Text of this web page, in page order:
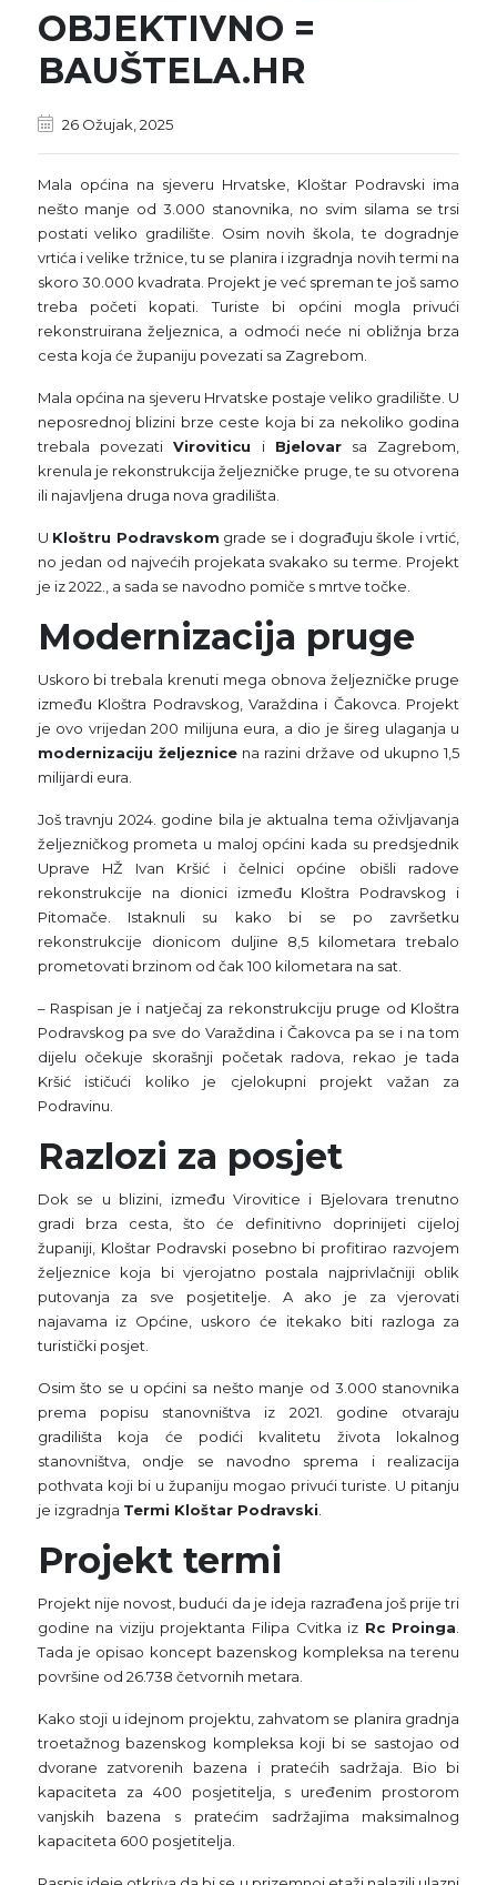
OBJEKTIVNO =
BAUŠTELA.HR
26 Ožujak, 2025
Mala općina na sjeveru Hrvatske, Kloštar Podravski ima
nešto manje od 3.000 stanovnika, no svim silama se trsi
postati veliko gradilište. Osim novih škola, te dogradnje
vrtića i velike tržnice, tu se planira i izgradnja novih termi na
skoro 30.000 kvadrata. Projekt je već spreman te još samo
treba početi kopati. Turiste bi općini mogla privući
rekonstruirana željeznica, a odmoći neće ni obližnja brza
cesta koja će županiju povezati sa Zagrebom.
Mala općina na sjeveru Hrvatske postaje veliko gradilište. U
neposrednoj blizini brze ceste koja bi za nekoliko godina
trebala povezatiViroviticu i Bjelovarsa Zagrebom,
krenula je rekonstrukcija željezničke pruge, te su otvorena
ili najavljena druga nova gradilišta.
U Kloštru Podravskom grade se i dograđuju škole i vrtić,
no jedan od najvećih projekata svakako su terme. Projekt
je iz 2022., a sada se navodno pomiče s mrtve točke.
Modernizacija pruge
Uskoro bi trebala krenuti mega obnova željezničke pruge
između Kloštra Podravskog, Varaždina i Čakovca. Projekt
je ovo vrijedan 200 milijuna eura, a dio je šireg ulaganja u
modernizaciju željeznicena razini države od ukupno 1,5
milijardi eura.
Još travnju 2024. godine bila je aktualna tema oživljavanja
željezničkog prometa u maloj općini kada su predsjednik
Uprave HŽ Ivan Kršić i čelnici općine obišli radove
rekonstrukcije na dionici između Kloštra Podravskog i
Pitomače. Istaknuli su kako bi se po završetku
rekonstrukcije dionicom duljine 8,5 kilometara trebalo
prometovati brzinom od čak 100 kilometara na sat.
– Raspisan je i natječaj za rekonstrukciju pruge od Kloštra
Podravskog pa sve do Varaždina i Čakovca pa se i na tom
dijelu očekuje skorašnji početak radova, rekao je tada
Kršić ističući koliko je cjelokupni projekt važan za
Podravinu.
Razlozi za posjet
Dok se u blizini, između Virovitice i Bjelovara trenutno
gradi brza cesta, što će definitivno doprinijeti cijeloj
županiji, Kloštar Podravski posebno bi profitirao razvojem
željeznice koja bi vjerojatno postala najprivlačniji oblik
putovanja za sve posjetitelje. A ako je za vjerovati
najavama iz Općine, uskoro će itekako biti razloga za
turistički posjet.
Osim što se u općini sa nešto manje od 3.000 stanovnika
prema popisu stanovništva iz 2021. godine otvaraju
gradilišta koja će podići kvalitetu života lokalnog
stanovništva, ondje se navodno sprema i realizacija
pothvata koji bi u županiju mogao privući turiste. U pitanju
je izgradnja Termi Kloštar Podravski
Projekt termi
Projekt nije novost, budući da je ideja razrađena još prije tri
godine na viziju projektanta Filipa Cvitka iz Rc Proinga
Tada je opisao koncept bazenskog kompleksa na terenu
površine od 26.738 četvornih metara.
Kako stoji u idejnom projektu, zahvatom se planira gradnja
troetažnog bazenskog kompleksa koji bi se sastojao od
dvorane zatvorenih bazena i pratećih sadržaja. Bio bi
kapaciteta za 400 posjetitelja, s uređenim prostorom
vanjskih bazena s pratećim sadržajima maksimalnog
kapaciteta 600 posjetitelja.